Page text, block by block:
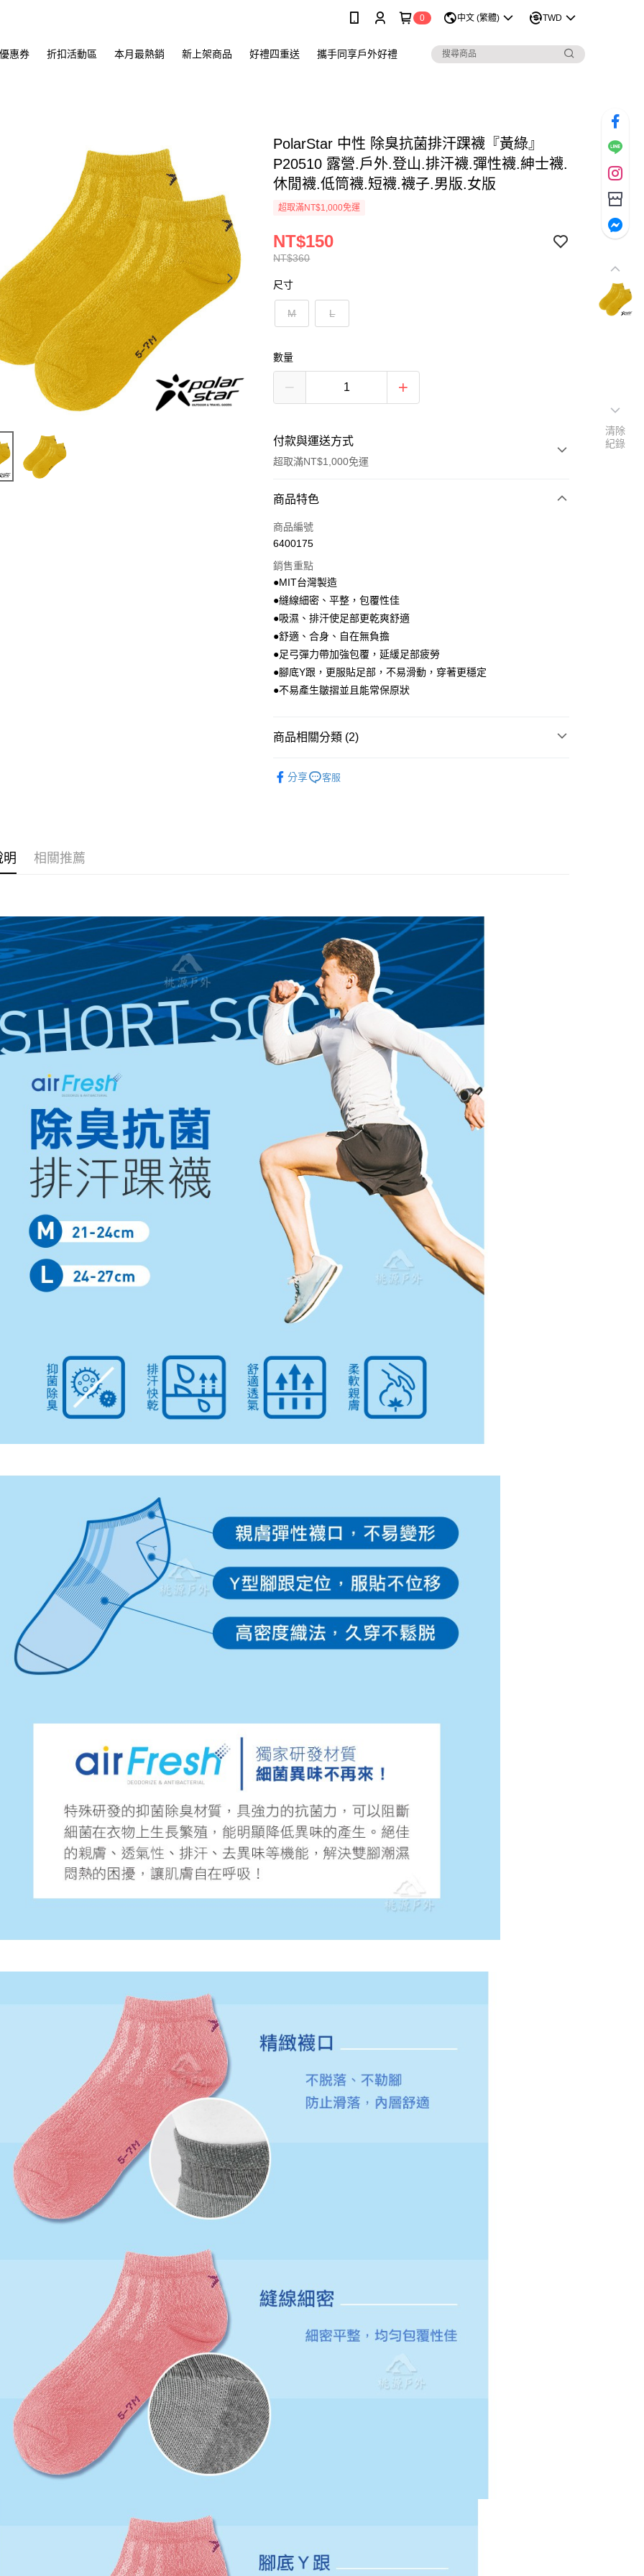
0 中文 (繁體) TWD
惠券 折扣活動區 本月最熱銷 新上架商品 好禮四重送 攜手同享戶外好禮
PolarStar 中性 除臭抗菌排汗踝襪『黃綠』
P20510 露營.戶外.登山.排汗襪.彈性襪.紳士襪.
休閒襪.低筒襪.短襪.襪子.男版.女版
超取滿NT$1,000免運
NT$360
NT$150
尺寸
M L
數量
付款與運送方式
超取滿NT$1,000免運
付款方式
信用卡一次付款
3 期 0 利率 每期
合作金庫商業銀行
華南商業銀行
國泰世華商業銀行
臺灣中小企業銀行
台中商業銀行
匯豐（台灣）商業銀行
華泰商業銀行
聯邦商業銀行
台新國際商業銀行
6 期 0 利率 每期NT$25
合作金庫商業銀行
華南商業銀行
上海商業儲蓄銀行
台北富邦商業銀行
臺灣中小企業銀行
台中商業銀行
匯豐（台灣）商業銀行
玉山商業銀行
台灣樂天信用卡公司
超商取貨付款
LINE Pay
Apple Pay
悠遊付
AFTEE先享後付
１．於結帳方式選擇「AFTEE先享後付」後，將跳轉至「AFTEE先享後
付」結帳頁面，進行簡訊認證並確認金額後，即可完成結帳。
２．訂單成立數日內，您將收到繳費通知簡訊。
３．收到繳費通知簡訊後14天內，點擊此簡訊中的連結，可透過四大超商
／ATM／網路銀行／等多元方式進行付款，方視為交易完成。
※ 請注意：結帳手續完成當下不需立刻繳費，但若您需要取消訂單，請聯
絡購買商品的店家。未經商家同意取消之訂單仍視為有效，需透過AFTEE
先享後付繳納相關費用。
※ 交易是否成功請以「AFTEE先享後付 」之結帳頁面顯示為準，若有關於
是否繳費成功／繳費後需取消欲退款等相關疑問，請聯繫「AFTEE先享後
付客戶支援中心」
https://netprotections.freshdesk.com/support/home
【注意事項】
１．透過由恩沛科技股份有限公司提供之「AFTEE先享後付」服務完成之
交易，需依本服務之必要範圍內提供個人資料，並將交易相關給付款項請
求債權轉讓予恩沛科技股份有限公司。
２．關於個人資料處理事宜，請瀏覽以下網址：
https://aftee.tw/terms/#terms3
３．未成年的使用者請事先徵得法定代理人或監護人之同意方可使用
「AFTEE先享後付」，若未經同意申辦者引起之損失，本公司不負相關責
任。
４．使用「AFTEE先享後付」時，將依據個別帳號之用戶狀況，依本公司
即時審查核予不同之上限額度；若仍有額度不足之情形，本公司將視審查
結果請求用戶進行身份認證。
５．嚴禁一人註冊多個帳號或使用他人資訊註冊。若發現惡意使用之情
形，恩沛科技股份有限公司將有權停止該用戶之使用額度並採取法律行
動。
付款後全家取貨
每筆NT$60，滿NT$1,000(含以上)免運費
萊爾富取貨付款
每筆NT$60，滿NT$1,000(含以上)免運費
付款後萊爾富取貨
每筆NT$60，滿NT$1,000(含以上)免運費
7-11付款取貨
每筆NT$60，滿NT$1,000(含以上)免運費
付款後7-11取貨
每筆NT$60，滿NT$1,000(含以上)免運費
宅配到府
每筆NT$100，滿NT$1,000(含以上)免運費
桃源戶外門市取貨
每筆NT$100，滿NT$1,000(含以上)免運費
宅配
每筆NT$100，滿NT$1,000(含以上)免運費
商品特色
商品編號
6400175
銷售重點
●MIT台灣製造
●縫線細密、平整，包覆性佳
●吸濕、排汗使足部更乾爽舒適
●舒適、合身、自在無負擔
●足弓彈力帶加強包覆，延緩足部疲勞
●腳底Y跟，更服貼足部，不易滑動，穿著更穩定
●不易產生皺摺並且能常保原狀
商品相關分類 (2)
分享 客服
明 相關推薦
清除
紀錄